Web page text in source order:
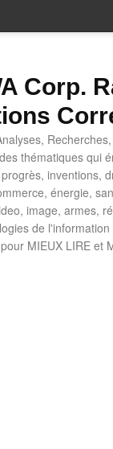
Corp.
thématiques qui
inventions,
énergie,
image, armes,
de
MIEUX LIRE et